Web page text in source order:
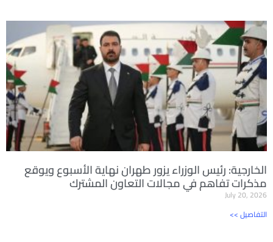
الخارجية: رئيس الوزراء يزور طهران نهاية الأسبوع ويوقع
مذكرات تفاهم في مجالات التعاون المشترك
July 20, 2026
<< التفاصيل